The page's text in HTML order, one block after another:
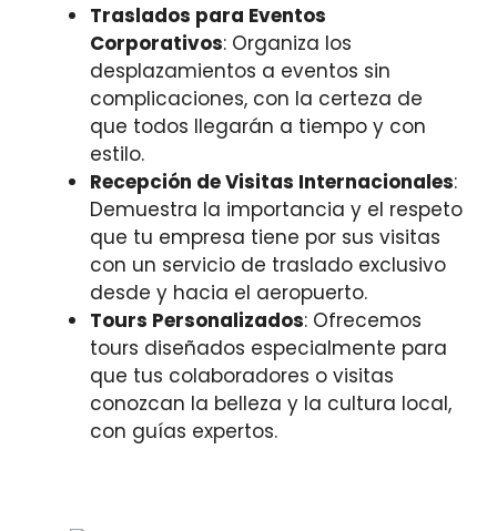
Traslados para Eventos
Corporativos: Organiza los
desplazamientos a eventos sin
complicaciones, con la certeza de
que todos llegarán a tiempo y con
estilo.
Recepción de Visitas Internacionales:
Demuestra la importancia y el respeto
que tu empresa tiene por sus visitas
con un servicio de traslado exclusivo
desde y hacia el aeropuerto.
Tours Personalizados: Ofrecemos
tours diseñados especialmente para
que tus colaboradores o visitas
conozcan la belleza y la cultura local,
con guías expertos.